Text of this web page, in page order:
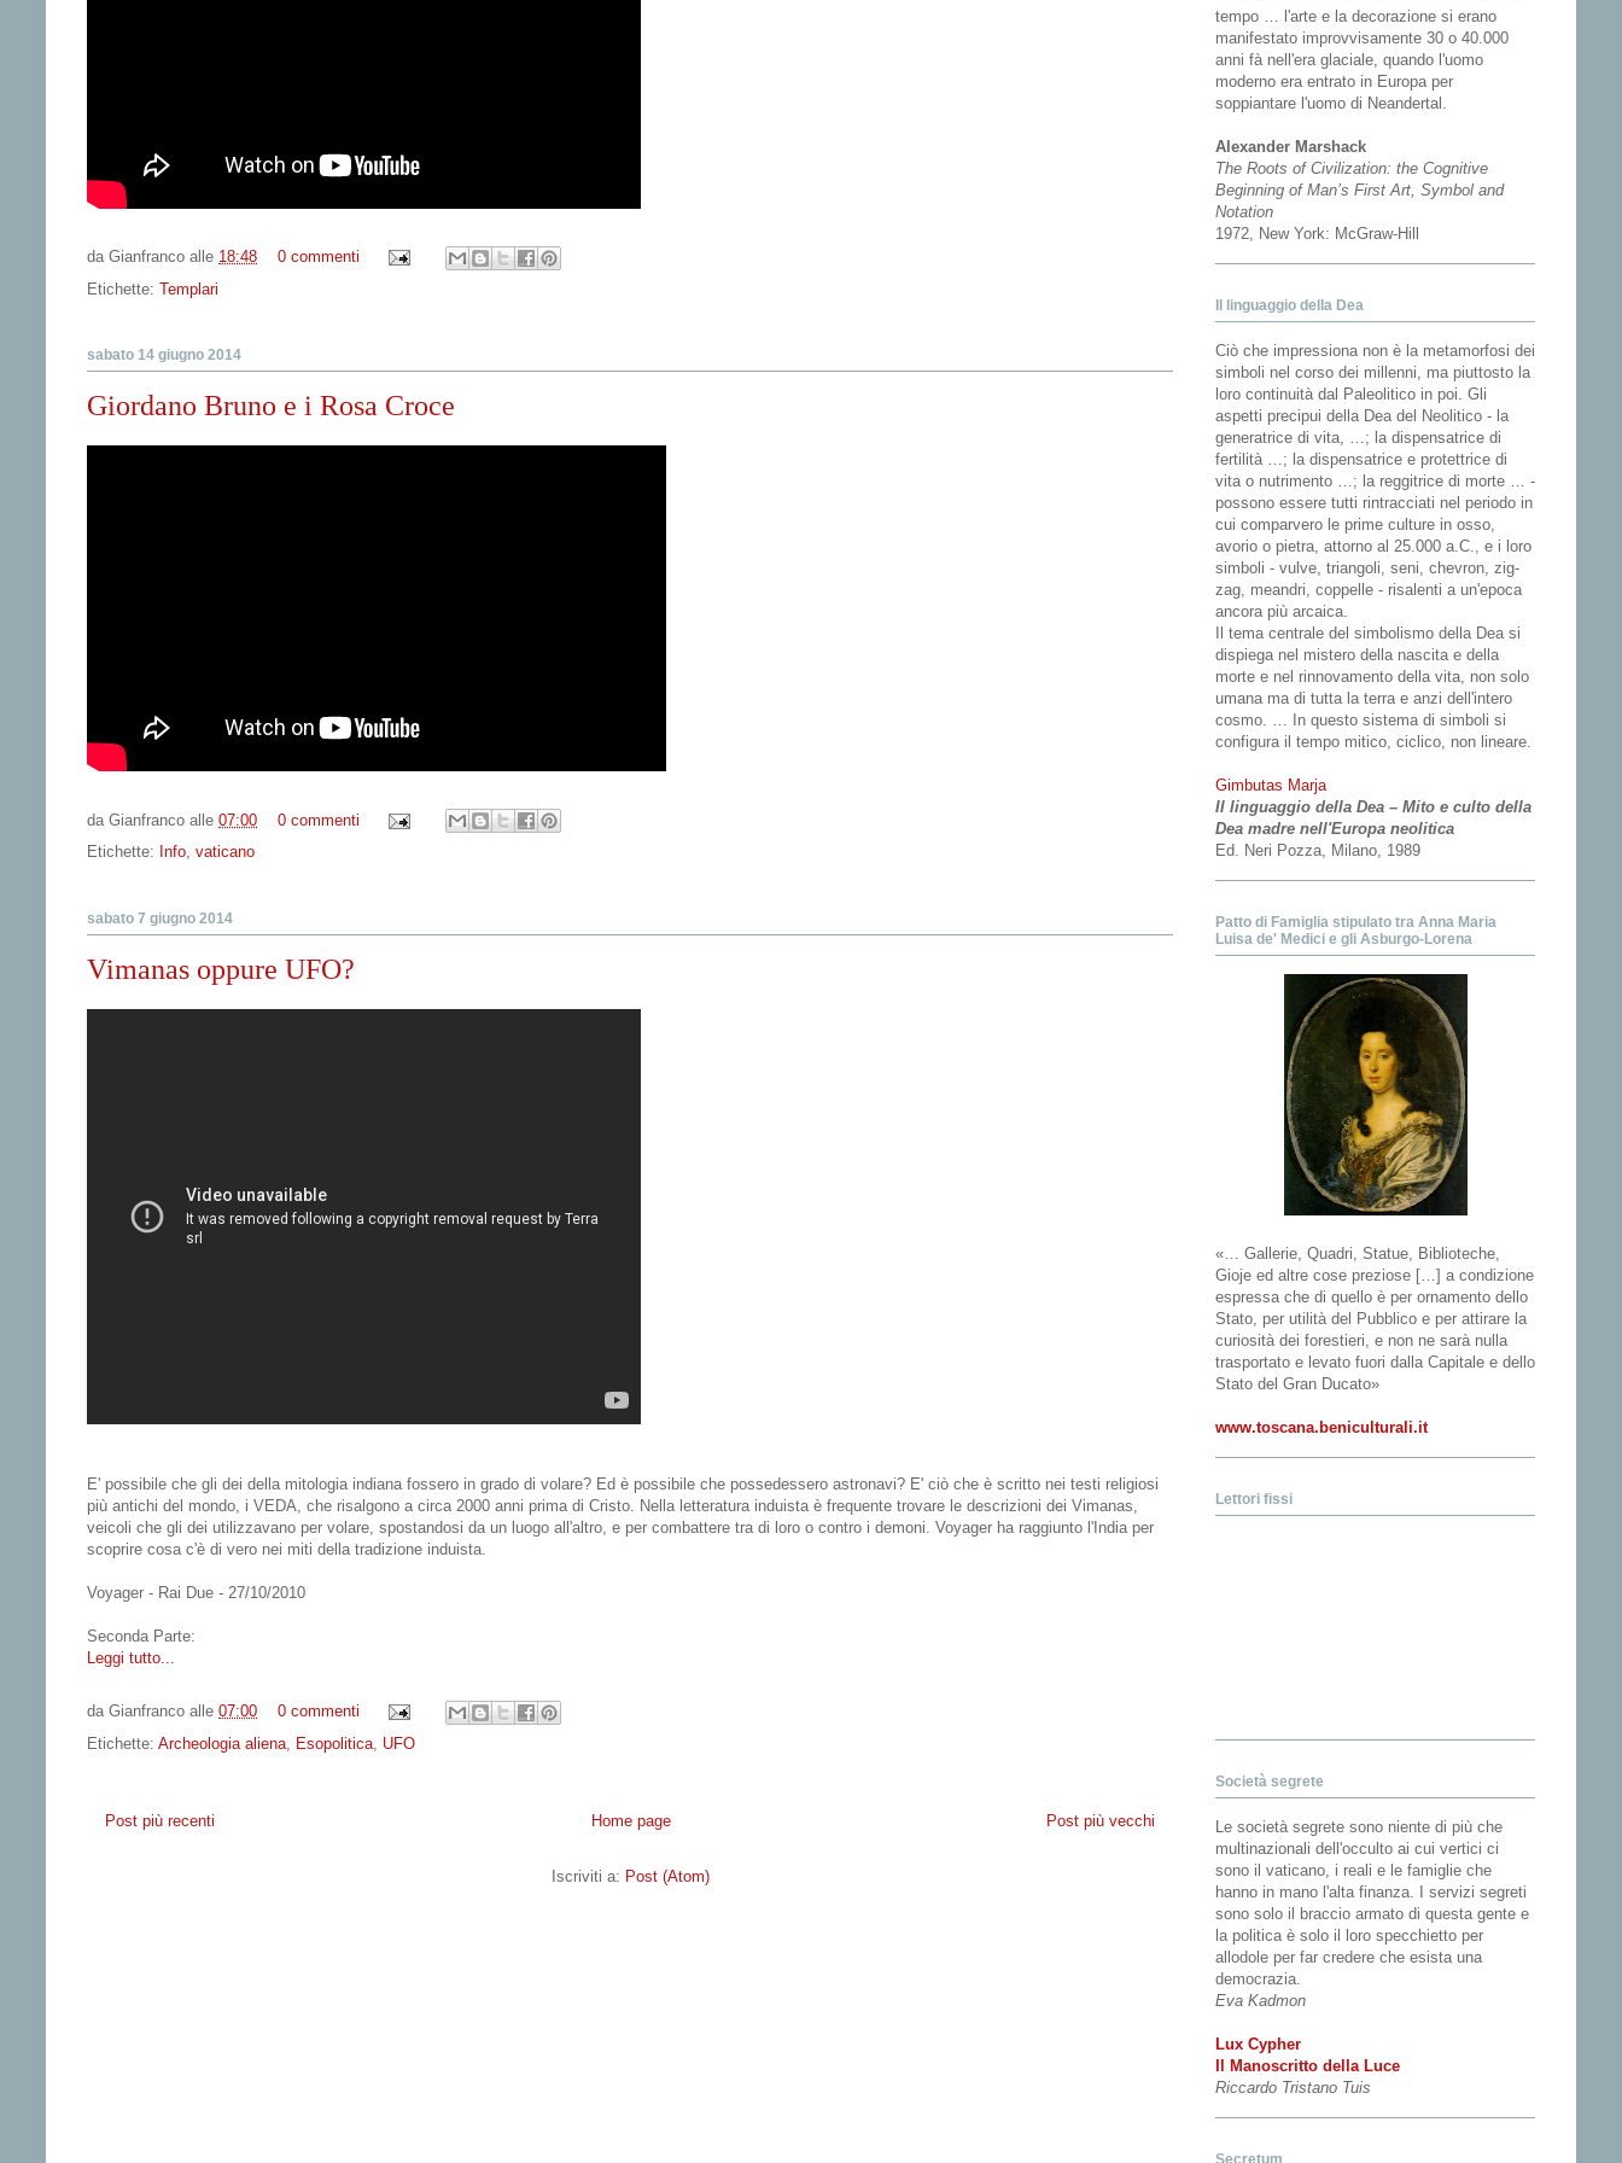
da Gianfranco alle 18:48
0 commenti
Etichette: Templari
sabato 14 giugno 2014
Giordano Bruno e i Rosa Croce
da Gianfranco alle 07:00
0 commenti
Etichette: Info, vaticano
sabato 7 giugno 2014
Vimanas oppure UFO?
E' possibile che gli dei della mitologia indiana fossero in grado di volare? Ed è possibile che possedessero astronavi? E' ciò che è scritto nei testi religiosi
più antichi del mondo, i VEDA, che risalgono a circa 2000 anni prima di Cristo. Nella letteratura induista è frequente trovare le descrizioni dei Vimanas,
veicoli che gli dei utilizzavano per volare, spostandosi da un luogo all'altro, e per combattere tra di loro o contro i demoni. Voyager ha raggiunto l'India per
scoprire cosa c'è di vero nei miti della tradizione induista.
Voyager - Rai Due - 27/10/2010
Seconda Parte:
Leggi tutto...
da Gianfranco alle 07:00
0 commenti
Etichette: Archeologia aliena, Esopolitica, UFO
Post più recenti Post più vecchi
Home page
Iscriviti a: Post (Atom)
tempo … l'arte e la decorazione si erano
manifestato improvvisamente 30 o 40.000
anni fà nell'era glaciale, quando l'uomo
moderno era entrato in Europa per
soppiantare l'uomo di Neandertal.
Alexander Marshack
The Roots of Civilization: the Cognitive
Beginning of Man’s First Art, Symbol and
Notation
1972, New York: McGraw-Hill
Il linguaggio della Dea
Ciò che impressiona non è la metamorfosi dei
simboli nel corso dei millenni, ma piuttosto la
loro continuità dal Paleolitico in poi. Gli
aspetti precipui della Dea del Neolitico - la
generatrice di vita, …; la dispensatrice di
fertilità …; la dispensatrice e protettrice di
vita o nutrimento …; la reggitrice di morte … -
possono essere tutti rintracciati nel periodo in
cui comparvero le prime culture in osso,
avorio o pietra, attorno al 25.000 a.C., e i loro
simboli - vulve, triangoli, seni, chevron, zig-
zag, meandri, coppelle - risalenti a un'epoca
ancora più arcaica.
Il tema centrale del simbolismo della Dea si
dispiega nel mistero della nascita e della
morte e nel rinnovamento della vita, non solo
umana ma di tutta la terra e anzi dell'intero
cosmo. … In questo sistema di simboli si
configura il tempo mitico, ciclico, non lineare.
Gimbutas Marja
Il linguaggio della Dea – Mito e culto della
Dea madre nell'Europa neolitica
Ed. Neri Pozza, Milano, 1989
Patto di Famiglia stipulato tra Anna Maria
Luisa de' Medici e gli Asburgo-Lorena
«… Gallerie, Quadri, Statue, Biblioteche,
Gioje ed altre cose preziose […] a condizione
espressa che di quello è per ornamento dello
Stato, per utilità del Pubblico e per attirare la
curiosità dei forestieri, e non ne sarà nulla
trasportato e levato fuori dalla Capitale e dello
Stato del Gran Ducato»
www.toscana.beniculturali.it
Lettori fissi
Società segrete
Le società segrete sono niente di più che
multinazionali dell'occulto ai cui vertici ci
sono il vaticano, i reali e le famiglie che
hanno in mano l'alta finanza. I servizi segreti
sono solo il braccio armato di questa gente e
la politica è solo il loro specchietto per
allodole per far credere che esista una
democrazia.
Eva Kadmon
Lux Cypher
Il Manoscritto della Luce
Riccardo Tristano Tuis